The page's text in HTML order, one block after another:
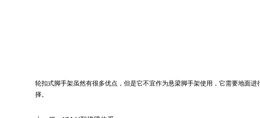
轮扣式脚手架虽然有很多优点，但是它不宜作为悬梁脚手架使用，它需要地面
择。